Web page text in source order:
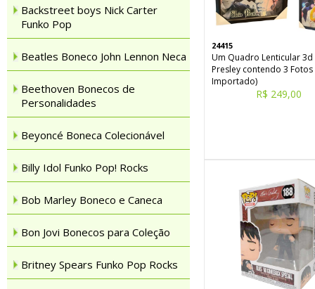
Backstreet boys Nick Carter
Funko Pop
Beatles Boneco John Lennon Neca
Beethoven Bonecos de
Personalidades
Beyoncé Boneca Colecionável
Billy Idol Funko Pop! Rocks
Bob Marley Boneco e Caneca
Bon Jovi Bonecos para Coleção
Britney Spears Funko Pop Rocks
24415
Um Quadro Lenticular 3d
Presley contendo 3
Importado)
R$ 249,00